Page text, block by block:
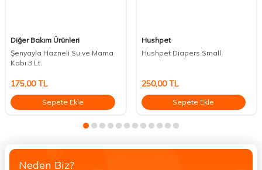
Diğer Bakım Ürünleri
Şenyayla Hazneli Su ve Mama
Kabı 3 Lt.
175,00TL
Sepete Ekle
Hushpet
Hushpet Diapers Small
250,00TL
Sepete Ekle
Neden Biz?